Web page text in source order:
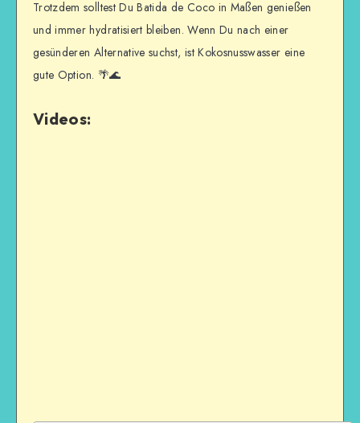
Trotzdem solltest Du Batida de Coco in Maßen genießen
und immer hydratisiert bleiben. Wenn Du nach einer
gesünderen Alternative suchst, ist Kokosnusswasser eine
gute Option. 🌴🌊
Videos: